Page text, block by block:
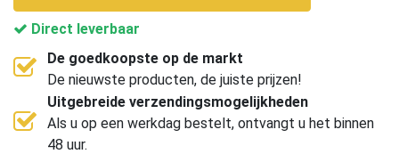
Direct leverbaar
De goedkoopste op de markt
De nieuwste producten, de juiste prijzen!
Uitgebreide verzendingsmogelijkheden
Als u op een werkdag bestelt, ontvangt u het binnen
48 uur.